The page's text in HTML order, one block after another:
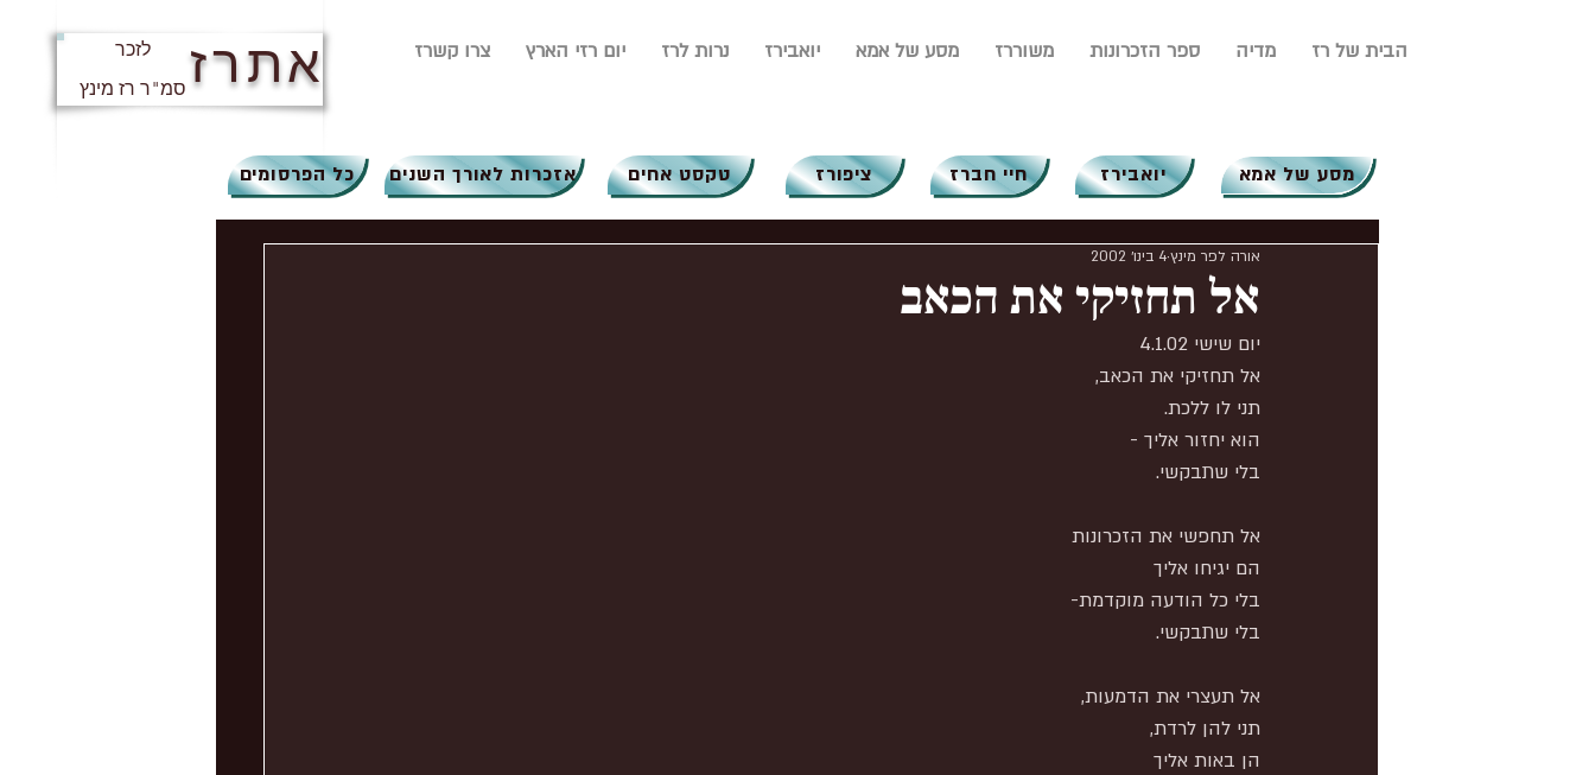
לזכר
סמ"ר רז מינץ אתרז הבית של רז מדיה ספר הזכרונות משוררז מסע של אמא יואבירז נרות לרז יום רזי הארץ צרו קשרז
כל הפרסומים אזכרות לאורך השנים טקסט אחים ציפורז חיי חברז יואבירז מסע של אמא
אל תחזיקי את הכאב
אורה לפר מינץ4 בינו׳ 2002
יום שישי 4.1.02
אל תחזיקי את הכאב,
תני לו ללכת.
הוא יחזור אליך -
בלי שתבקשי.
אל תחפשי את הזכרונות
הם יגיחו אליך
בלי כל הודעה מוקדמת-
בלי שתבקשי.
אל תעצרי את הדמעות,
תני להן לרדת,
הן באות אליך